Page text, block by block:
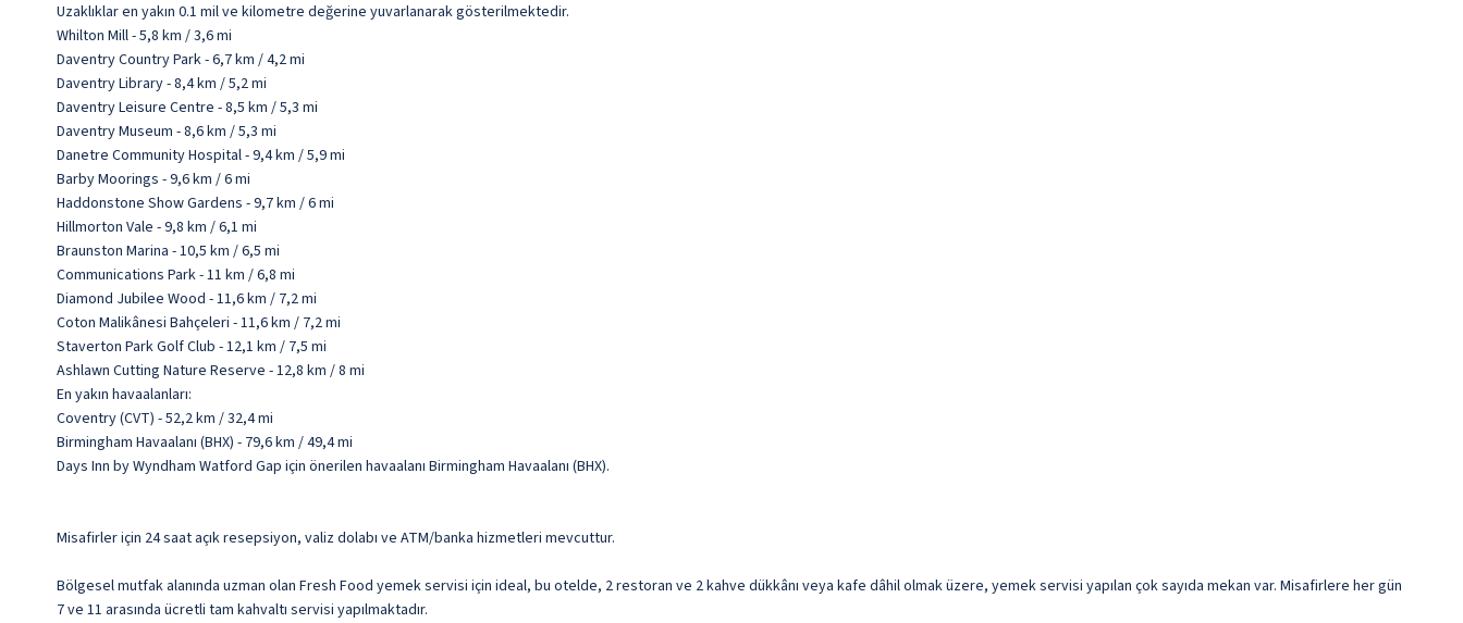
Uzaklıklar en yakın 0.1 mil ve kilometre değerine yuvarlanarak gösterilmektedir.
Whilton Mill - 5,8 km / 3,6 mi
Daventry Country Park - 6,7 km / 4,2 mi
Daventry Library - 8,4 km / 5,2 mi
Daventry Leisure Centre - 8,5 km / 5,3 mi
Daventry Museum - 8,6 km / 5,3 mi
Danetre Community Hospital - 9,4 km / 5,9 mi
Barby Moorings - 9,6 km / 6 mi
Haddonstone Show Gardens - 9,7 km / 6 mi
Hillmorton Vale - 9,8 km / 6,1 mi
Braunston Marina - 10,5 km / 6,5 mi
Communications Park - 11 km / 6,8 mi
Diamond Jubilee Wood - 11,6 km / 7,2 mi
Coton Malikânesi Bahçeleri - 11,6 km / 7,2 mi
Staverton Park Golf Club - 12,1 km / 7,5 mi
Ashlawn Cutting Nature Reserve - 12,8 km / 8 mi
En yakın havaalanları:
Coventry (CVT) - 52,2 km / 32,4 mi
Birmingham Havaalanı (BHX) - 79,6 km / 49,4 mi
Days Inn by Wyndham Watford Gap için önerilen havaalanı Birmingham Havaalanı (BHX).
Misafirler için 24 saat açık resepsiyon, valiz dolabı ve ATM/banka hizmetleri mevcuttur.
Bölgesel mutfak alanında uzman olan Fresh Food yemek servisi için ideal, bu otelde, 2 restoran ve 2 kahve dükkânı veya kafe dâhil olmak üzere, yemek servisi yapılan çok sayıda mekan var. Misafirlere her gün
7 ve 11 arasında ücretli tam kahvaltı servisi yapılmaktadır.